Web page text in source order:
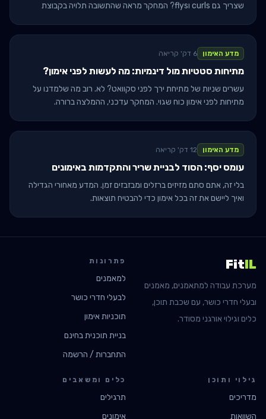
שצריך גם curls וflys? המחקר מראה שהתשובה תלויה בקבוצת
מדע האימון 6 דק' קריאה
מתיחות סטטיות מול דינמיות: מה לעשות לפני אימון?
עשרים שניות של מתיחת ירך לפני סקוואט? לא. רוב מה שלמדנו על
מתיחות לפני אימון כוח שגוי. המחקר עדכני, ההמלצה ברורה.
מדע האימון 12 דק' קריאה
עומס יסף: הסוד לבניית שריר והתקדמות באימונים
בלי זה, אתם סתם מזיזים ברזלים ומבזבזים זמן. המדע מאחורי הגדילה
ואיך ליישם את זה בכל אימון כדי להבטיח תוצאות.
FitIL
מערכת עבודה למתאמנים, מאמנים
ובעלי חדרי כושר, עם שכבת תוכן,
כלים וגילוי אורגני מסודר.
פתרונות
למאמנים
לבעלי חדרי כושר
תוכניות אימון
בניית תוכנית בחינם
התחברות / הרשמה
גילוי ותוכן
מדריכים
השוואות
כלים ומשאבים
תרגילים
אימונים